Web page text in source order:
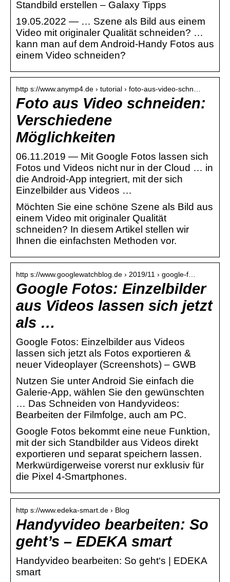
Standbild erstellen – Galaxy Tipps
19.05.2022 — … Szene als Bild aus einem
Video mit originaler Qualität schneiden? …
kann man auf dem Android-Handy Fotos aus
einem Video schneiden?
http s://www.anymp4.de › tutorial › foto-aus-video-schn…
Foto aus Video schneiden:
Verschiedene
Möglichkeiten
06.11.2019 — Mit Google Fotos lassen sich
Fotos und Videos nicht nur in der Cloud … in
die Android-App integriert, mit der sich
Einzelbilder aus Videos …
Möchten Sie eine schöne Szene als Bild aus
einem Video mit originaler Qualität
schneiden? In diesem Artikel stellen wir
Ihnen die einfachsten Methoden vor.
http s://www.googlewatchblog.de › 2019/11 › google-f…
Google Fotos: Einzelbilder
aus Videos lassen sich jetzt
als …
Google Fotos: Einzelbilder aus Videos
lassen sich jetzt als Fotos exportieren &
neuer Videoplayer (Screenshots) – GWB
Nutzen Sie unter Android Sie einfach die
Galerie-App, wählen Sie den gewünschten
… Das Schneiden von Handyvideos:
Bearbeiten der Filmfolge, auch am PC.
Google Fotos bekommt eine neue Funktion,
mit der sich Standbilder aus Videos direkt
exportieren und separat speichern lassen.
Merkwürdigerweise vorerst nur exklusiv für
die Pixel 4-Smartphones.
http s://www.edeka-smart.de › Blog
Handyvideo bearbeiten: So
geht’s – EDEKA smart
Handyvideo bearbeiten: So geht‘s | EDEKA
smart